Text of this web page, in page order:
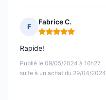
F
Fabrice C.
Note : 5 sur 5
Publié le 09/05/2024 à 16h27
suite à un achat du 29/04/2024
Rapide!